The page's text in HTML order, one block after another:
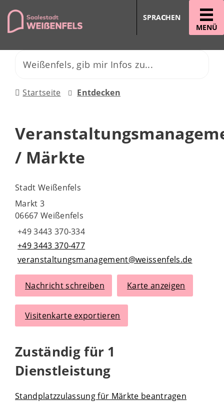
MENÜ
SPRACHEN
Startseite Entdecken
/ Märkte
Stadt Weißenfels
Markt 3
06667 Weißenfels
+49 3443 370-334
+49 3443 370-477
veranstaltungsmanagement@weissenfels.de
Nachricht schreiben Karte anzeigen
Visitenkarte exportieren
Zuständig für 1
Dienstleistung
Standplatzzulassung für Märkte beantragen